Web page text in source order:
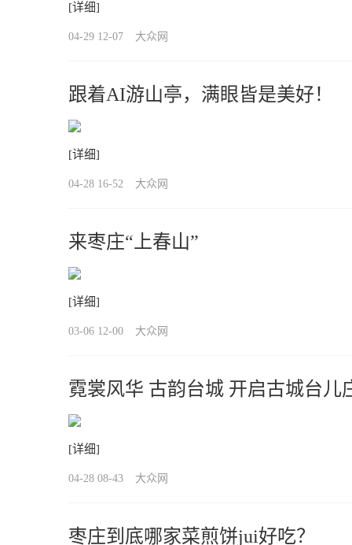
[详细]
04-29 12-07 大众网
跟着AI游山亭，满眼皆是美好！
[详细]
04-28 16-52 大众网
来枣庄“上春山”
[详细]
03-06 12-00 大众网
霓裳风华 古韵台城 开启古城台儿
[详细]
04-28 08-43 大众网
枣庄到底哪家菜煎饼jui好吃？